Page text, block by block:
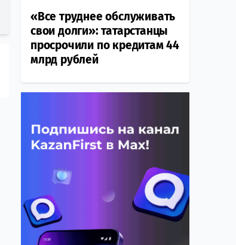
«Все труднее обслуживать
свои долги»: татарстанцы
просрочили по кредитам 44
млрд рублей